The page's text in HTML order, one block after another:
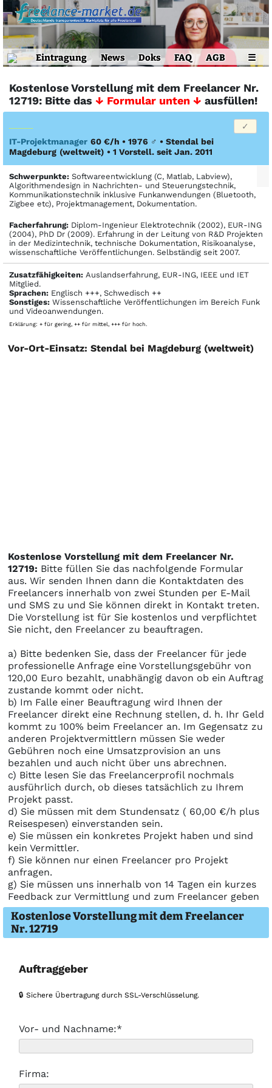
Eintragung News Doks FAQ AGB ☰
Kostenlose Vorstellung mit dem Freelancer Nr.
12719: Bitte das ↓ Formular unten ↓ ausfüllen!
IT-Projektmanager 60 €/h • 1976 ♂ • Stendal bei
Magdeburg (weltweit) • 1 Vorstell. seit Jan. 2011
Schwerpunkte: Softwareentwicklung (C, Matlab, Labview),
Algorithmendesign in Nachrichten- und Steuerungstechnik,
Kommunikationstechnik inklusive Funkanwendungen (Bluetooth,
Zigbee etc), Projektmanagement, Dokumentation.
Facher­fahrung: Diplom-Ingenieur Elektrotechnik (2002), EUR-ING
(2004), PhD Dr (2009). Erfahrung in der Leitung von R&D Projekten
in der Medizintechnik, technische Dokumentation, Risikoanalyse,
wissenschaftliche Veröffentlichungen. Selbständig seit 2007.
Zusatzfähigkeiten: Auslandserfahrung, EUR-ING, IEEE und IET
Mitglied.
Sprachen: Englisch +++, Schwedisch ++
Sonstiges: Wissenschaftliche Veröffentlichungen im Bereich Funk
und Videoanwendungen.
Erklärung: + für gering, ++ für mittel, +++ für hoch.
Vor-Ort-Einsatz: Stendal bei Magdeburg (weltweit)
Kostenlose Vorstellung mit dem Freelancer Nr.
12719: Bitte füllen Sie das nachfolgende Formular
aus. Wir senden Ihnen dann die Kontaktdaten des
Freelancers innerhalb von zwei Stunden per E-Mail
und SMS zu und Sie können direkt in Kontakt treten.
Die Vorstellung ist für Sie kostenlos und verpflichtet
Sie nicht, den Freelancer zu beauftragen.
a) Bitte bedenken Sie, dass der Freelancer für jede
professionelle Anfrage eine Vorstellungsgebühr von
120,00 Euro bezahlt, unabhängig davon ob ein Auftrag
zustande kommt oder nicht.
b) Im Falle einer Beauftragung wird Ihnen der
Freelancer direkt eine Rechnung stellen, d. h. Ihr Geld
kommt zu 100% beim Freelancer an. Im Gegensatz zu
anderen Projektvermittlern müssen Sie weder
Gebühren noch eine Umsatzprovision an uns
bezahlen und auch nicht über uns abrechnen.
c) Bitte lesen Sie das Freelancerprofil nochmals
ausführlich durch, ob dieses tatsächlich zu Ihrem
Projekt passt.
d) Sie müssen mit dem Stundensatz ( 60,00 €/h plus
Reisespesen) einverstanden sein.
e) Sie müssen ein konkretes Projekt haben und sind
kein Vermittler.
f) Sie können nur einen Freelancer pro Projekt
anfragen.
g) Sie müssen uns innerhalb von 14 Tagen ein kurzes
Feedback zur Vermittlung und zum Freelancer geben
Kostenlose Vorstellung mit dem Freelancer
Nr. 12719
Auftraggeber
🔒 Sichere Übertragung durch SSL-Verschlüsselung.
Vor- und Nachname:*
Firma: